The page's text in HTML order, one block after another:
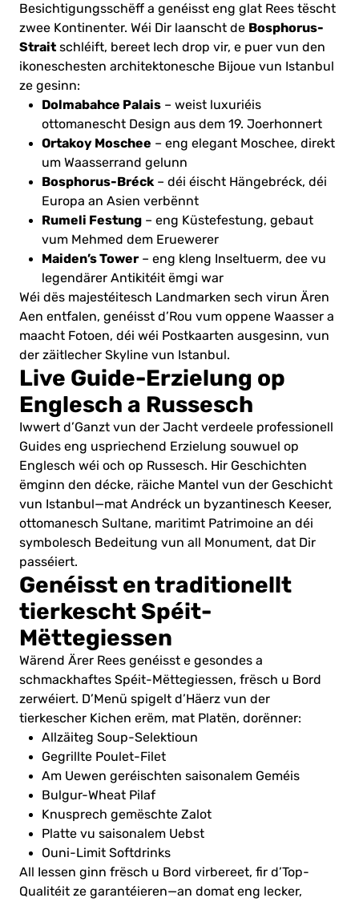
Besichtigungsschëff a genéisst eng glat Rees tëscht
zwee Kontinenter. Wéi Dir laanscht de Bosphorus-
Strait schléift, bereet Iech drop vir, e puer vun den
ikoneschesten architektonesche Bijoue vun Istanbul
ze gesinn:
Dolmabahce Palais – weist luxuriéis
ottomanescht Design aus dem 19. Joerhonnert
Ortakoy Moschee – eng elegant Moschee, direkt
um Waasserrand gelunn
Bosphorus-Bréck– déi éischt Hängebréck, déi
Europa an Asien verbënnt
Rumeli Festung – eng Küstefestung, gebaut
vum Mehmed dem Eruewerer
Maiden’s Tower – eng kleng Inseltuerm, dee vu
legendärer Antikitéit ëmgi war
Wéi dës majestéitesch Landmarken sech virun Ären
Aen entfalen, genéisst d’Rou vum oppene Waasser a
maacht Fotoen, déi wéi Postkaarten ausgesinn, vun
der zäitlecher Skyline vun Istanbul.
Live Guide-Erzielung op
Englesch a Russesch
Iwwert d’Ganzt vun der Jacht verdeele professionell
Guides eng uspriechend Erzielung souwuel op
Englesch wéi och op Russesch. Hir Geschichten
ëmginn den décke, räiche Mantel vun der Geschicht
vun Istanbul—mat Andréck un byzantinesch Keeser,
ottomanesch Sultane, maritimt Patrimoine an déi
symbolesch Bedeitung vun all Monument, dat Dir
passéiert.
Genéisst en traditionellt
tierkescht Spéit-
Mëttegiessen
Wärend Ärer Rees genéisst e gesondes a
schmackhaftes Spéit-Mëttegiessen, frësch u Bord
zerwéiert. D’Menü spigelt d’Häerz vun der
tierkescher Kichen erëm, mat Platën, dorënner:
Allzäiteg Soup-Selektioun
Gegrillte Poulet-Filet
Am Uewen geréischten saisonalem Geméis
Bulgur-Wheat Pilaf
Knusprech gemëschte Zalot
Platte vu saisonalem Uebst
Ouni-Limit Softdrinks
All Iessen ginn frësch u Bord virbereet, fir d’Top-
Qualitéit ze garantéieren—an domat eng lecker,